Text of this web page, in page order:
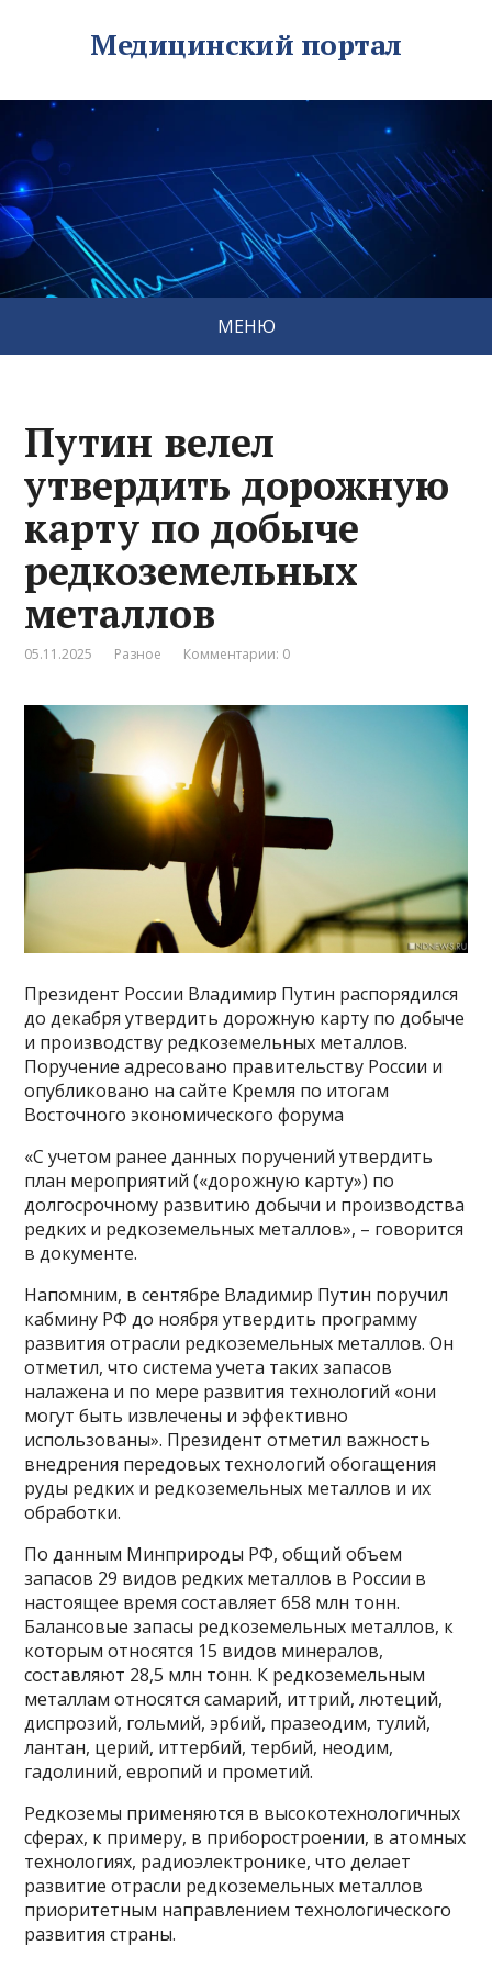
Медицинский портал
МЕНЮ
Путин велел
утвердить дорожную
карту по добыче
редкоземельных
металлов
05.11.2025 Разное Комментарии: 0
Президент России Владимир Путин распорядился
до декабря утвердить дорожную карту по добыче
и производству редкоземельных металлов.
Поручение адресовано правительству России и
опубликовано на сайте Кремля по итогам
Восточного экономического форума
«С учетом ранее данных поручений утвердить
план мероприятий («дорожную карту») по
долгосрочному развитию добычи и производства
редких и редкоземельных металлов», – говорится
в документе.
Напомним, в сентябре Владимир Путин поручил
кабмину РФ до ноября утвердить программу
развития отрасли редкоземельных металлов. Он
отметил, что система учета таких запасов
налажена и по мере развития технологий «они
могут быть извлечены и эффективно
использованы». Президент отметил важность
внедрения передовых технологий обогащения
руды редких и редкоземельных металлов и их
обработки.
По данным Минприроды РФ, общий объем
запасов 29 видов редких металлов в России в
настоящее время составляет 658 млн тонн.
Балансовые запасы редкоземельных металлов, к
которым относятся 15 видов минералов,
составляют 28,5 млн тонн. К редкоземельным
металлам относятся самарий, иттрий, лютеций,
диспрозий, гольмий, эрбий, празеодим, тулий,
лантан, церий, иттербий, тербий, неодим,
гадолиний, европий и прометий.
Редкоземы применяются в высокотехнологичных
сферах, к примеру, в приборостроении, в атомных
технологиях, радиоэлектронике, что делает
развитие отрасли редкоземельных металлов
приоритетным направлением технологического
развития страны.